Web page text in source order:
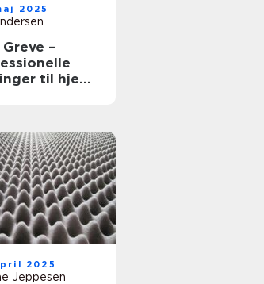
2025
–
til hjem
2025
Jeppesen